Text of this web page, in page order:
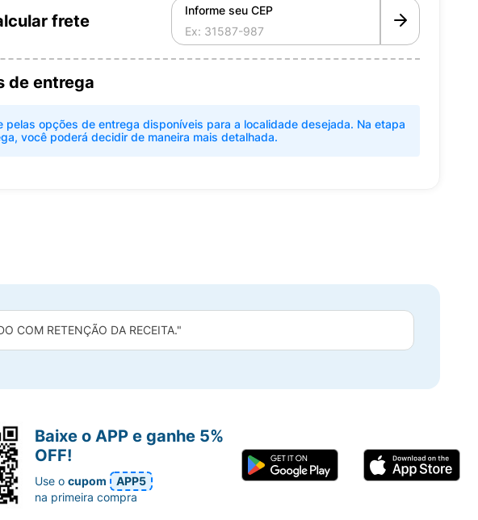
frete
Informe seu CEP
de entrega
pelas opções de entrega disponíveis para a localidade desejada. Na etapa
você poderá decidir de maneira mais detalhada.
COM RETENÇÃO DA RECEITA."
Baixe o APP e ganhe 5%
OFF!
Use ocupom
APP5
na primeira compra